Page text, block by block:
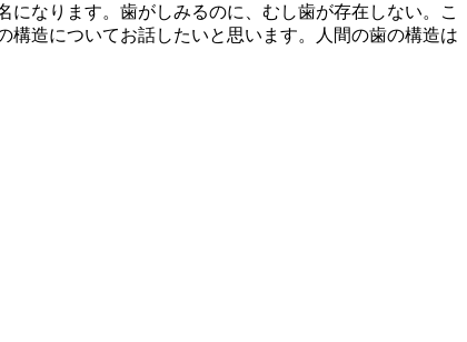
なります。歯がしみるのに、むし歯が存在しない。こ
造についてお話したいと思います。人間の歯の構造は